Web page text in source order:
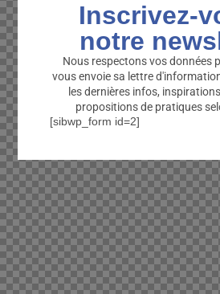
Inscrivez-
notre
Nous respectons vos données
vous envoie sa lettre
les dernières infos,
propositions de pratiques
[sibwp_form id=2]